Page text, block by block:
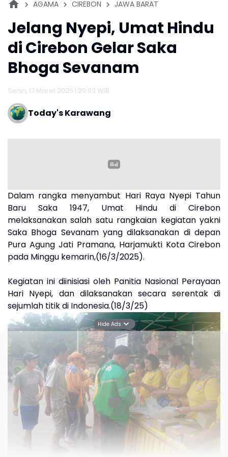
AGAMA CIREBON JAWA BARAT
Jelang Nyepi, Umat Hindu
di Cirebon Gelar Saka
Bhoga Sevanam
Senin, 17 Maret 2025 | 20:03 WIB
Today's Karawang
Dalam rangka menyambut Hari Raya Nyepi Tahun
Baru Saka 1947, Umat Hindu di Cirebon
melaksanakan salah satu rangkaian kegiatan yakni
Saka Bhoga Sevanam yang dilaksanakan di depan
Pura Agung Jati Pramana, Harjamukti Kota Cirebon
pada Minggu kemarin,(16/3/2025).
Kegiatan ini diinisiasi oleh Panitia Nasional Perayaan
Hari Nyepi, dan dilaksanakan secara serentak di
sejumlah titik di Indonesia.(18/3/25)
Hide Ads